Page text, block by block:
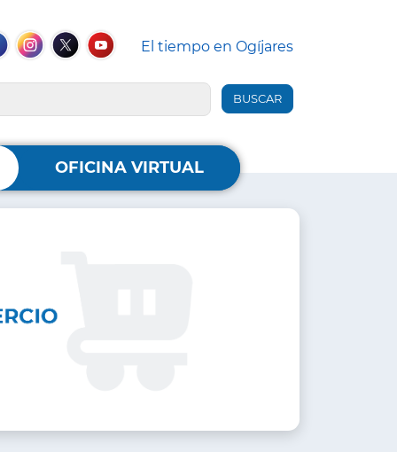
El tiempo en Ogíjares
OFICINA VIRTUAL